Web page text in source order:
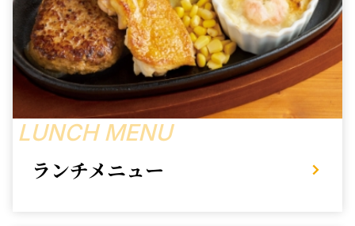
LUNCH MENU
ランチメニュー